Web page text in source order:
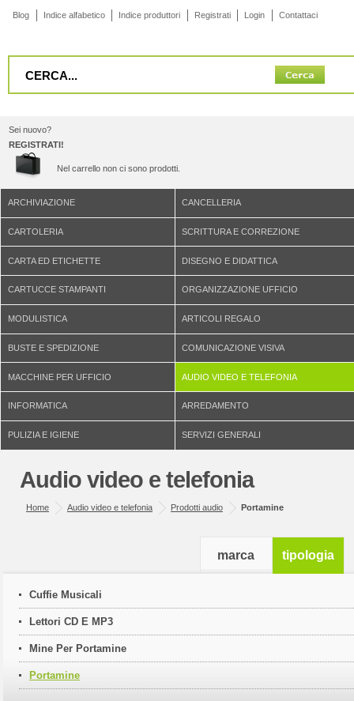
Blog Indice alfabetico Indice produttori Registrati Login Contattaci
Sei nuovo?
REGISTRATI!
Nel carrello non ci sono prodotti.
ARCHIVIAZIONE CANCELLERIA
CARTOLERIA SCRITTURA E CORREZIONE
CARTA ED ETICHETTE DISEGNO E DIDATTICA
CARTUCCE STAMPANTI ORGANIZZAZIONE UFFICIO
MODULISTICA ARTICOLI REGALO
BUSTE E SPEDIZIONE COMUNICAZIONE VISIVA
MACCHINE PER UFFICIO AUDIO VIDEO E TELEFONIA
INFORMATICA ARREDAMENTO
PULIZIA E IGIENE SERVIZI GENERALI
Audio video e telefonia
Home Audio video e telefonia Prodotti audio Portamine
tipologia
Cuffie Musicali
Lettori CD E MP3
Mine Per Portamine
Portamine
marca